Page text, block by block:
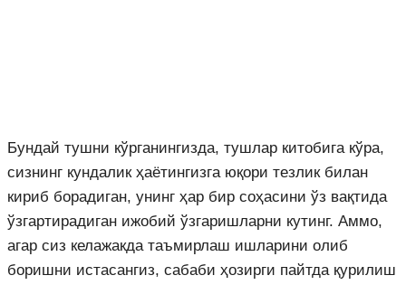
Бундай тушни кўрганингизда, тушлар китобига кўра,
сизнинг кундалик ҳаётингизга юқори тезлик билан
кириб борадиган, унинг ҳар бир соҳасини ўз вақтида
ўзгартирадиган ижобий ўзгаришларни кутинг. Аммо,
агар сиз келажакда таъмирлаш ишларини олиб
боришни истасангиз, сабаби ҳозирги пайтда қурилиш